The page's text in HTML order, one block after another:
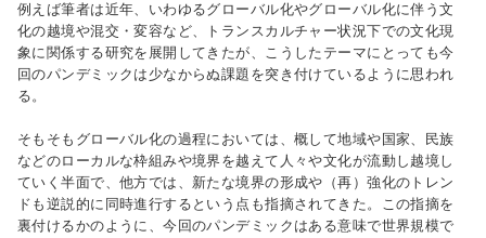
例えば筆者は近年、いわゆるグローバル化やグローバル化に伴う文
化の越境や混交・変容など、トランスカルチャー状況下での文化現
象に関係する研究を展開してきたが、こうしたテーマにとっても今
回のパンデミックは少なからぬ課題を突き付けているように思われ
る。
そもそもグローバル化の過程においては、概して地域や国家、民族
などのローカルな枠組みや境界を越えて人々や文化が流動し越境し
ていく半面で、他方では、新たな境界の形成や（再）強化のトレン
ドも逆説的に同時進行するという点も指摘されてきた。この指摘を
裏付けるかのように、今回のパンデミックはある意味で世界規模で